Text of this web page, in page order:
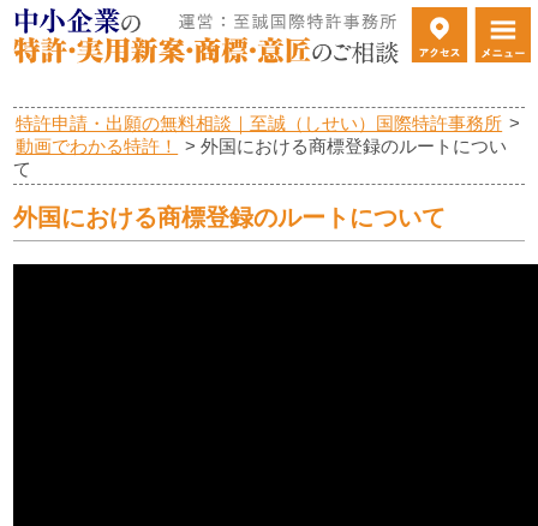
特許申請・出願の無料相談｜至誠（しせい）国際特許事務所 >
動画でわかる特許！
>外国における商標登録のルートについ
て
外国における商標登録のルートについて